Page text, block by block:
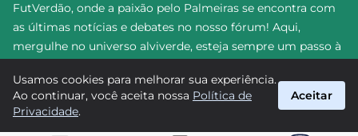
FutVerdão, onde a paixão pelo Palmeiras se encontra com
as últimas notícias e debates no nosso fórum! Aqui,
mergulhe no universo alviverde, esteja sempre um passo à
comunidade. Junte-se a nós nesta jornada emocionante!
#Palmeiras #FutVerdão
Usamos cookies para melhorar sua experiência.
Ao continuar, você aceita nossa Política de
Privacidade.
Aceitar